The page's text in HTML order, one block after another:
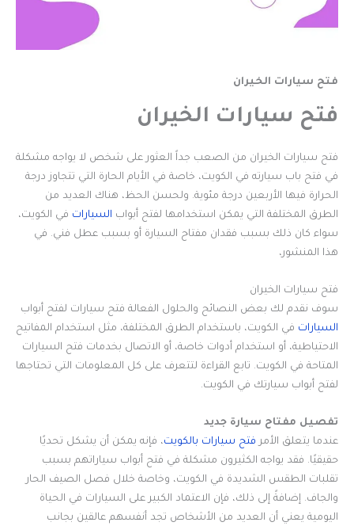
فتح سيارات الخيران
فتح سيارات الخيران
فتح سيارات الخيران من الصعب جداً العثور على شخص لا يواجه مشكلة
في فتح باب سيارته في الكويت، خاصة في الأيام الحارة التي تتجاوز درجة
الحرارة فيها الأربعين درجة مئوية. ولحسن الحظ، هناك العديد من
الطرق المختلفة التي يمكن استخدامها لفتح أبواب السيارات في الكويت،
سواء كان ذلك بسبب فقدان مفتاح السيارة أو بسبب عطل فني. في
هذا المنشور،
فتح سيارات الخيران
سوف نقدم لك بعض النصائح والحلول الفعالة فتح سيارات لفتح أبواب
السيارات في الكويت، باستخدام الطرق المختلفة، مثل استخدام المفاتيح
الاحتياطية، أو استخدام أدوات خاصة، أو الاتصال بخدمات فتح السيارات
المتاحة في الكويت. تابع القراءة لتتعرف على كل المعلومات التي تحتاجها
لفتح أبواب سيارتك في الكويت.
تفصيل مفتاح سيارة جديد
عندما يتعلق الأمر فتح سيارات بالكويت، فإنه يمكن أن يشكل تحديًا
حقيقيًا. فقد يواجه الكثيرون مشكلة في فتح أبواب سياراتهم بسبب
تقلبات الطقس الشديدة في الكويت، وخاصة خلال فصل الصيف الحار
والجاف. إضافةً إلى ذلك، فإن الاعتماد الكبير على السيارات في الحياة
اليومية يعني أن العديد من الأشخاص تجد أنفسهم عالقين بجانب